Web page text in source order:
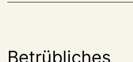
Betrübliches